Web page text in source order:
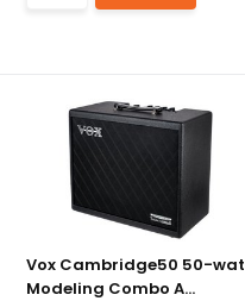
Vox Cambridge50 50-
Modeling Combo A...